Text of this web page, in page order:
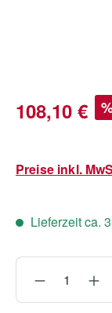
Verkaufspreis:
108,10 €
Preise inkl.
Lieferzeit ca.
Produkt